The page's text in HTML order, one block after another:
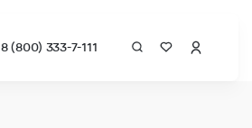
8 (800) 333-7-111